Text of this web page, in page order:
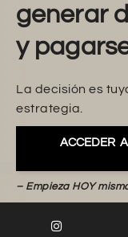
generar
y
La decisión es
estrategia.
ACCEDER
– Empieza HOY